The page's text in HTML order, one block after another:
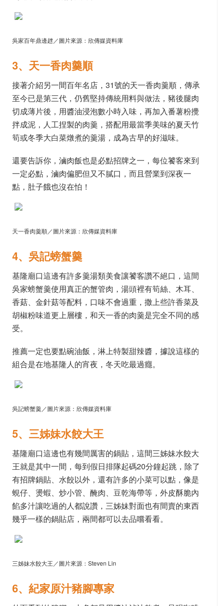
吳家百年鼎邊趖／圖片來源：欣傳媒資料庫
3、天一香肉羹順
接著介紹另一間百年名店，31號的天一香肉羹順，傳承
至今已是第三代，仍舊堅持傳統用料與做法，豬後腿肉
切成薄片後，用醬油浸泡數小時入味，再加入番薯粉攪
拌成泥，人工捏製的肉羹，搭配用最當季美味的夏天竹
筍或冬季大白菜燉煮的羹湯，成為古早的好滋味。
還要告訴你，滷肉飯也是必點招牌之一，每位饕客來到
一定必點，滷肉偏肥但又不膩口，而且營業到深夜一
點，肚子餓也沒在怕！
天一香肉羹順／圖片來源：欣傳媒資料庫
4、吳記螃蟹羹
基隆廟口這邊有許多羹湯類美食讓饕客讚不絕口，這間
吳家螃蟹羹使用真正的蟹管肉，湯頭裡有筍絲、木耳、
香菇、金針菇等配料，口味不會過重，撒上些許香菜及
胡椒粉味道更上層樓，和天一香的肉羹是完全不同的感
受。
推薦一定也要點碗油飯，淋上特製甜辣醬，據說這樣的
組合是在地基隆人的宵夜，冬天吃最過癮。
吳記螃蟹羹／圖片來源：欣傳媒資料庫
5、三姊妹水餃大王
基隆廟口這邊也有幾間厲害的鍋貼，這間三姊妹水餃大
王就是其中一間，每到假日排隊起碼20分鐘起跳，除了
有招牌鍋貼、水餃以外，還有許多的小菜可以點，像是
蜆仔、燙蝦、炒小管、醃肉、豆乾海帶等，外皮酥脆內
餡多汁讓吃過的人都說讚，三姊妹對面也有間賣的東西
幾乎一樣的鍋貼店，兩間都可以去品嚐看看。
三姊妹水餃大王／圖片來源：Steven Lin
6、紀家原汁豬腳專家